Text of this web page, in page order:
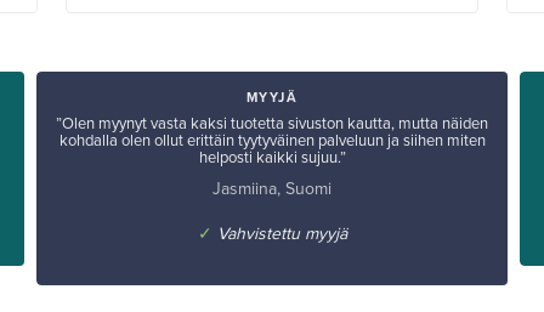
MYYJÄ
”Olen myynyt vasta kaksi tuotetta sivuston kautta, mutta näiden
kohdalla olen ollut erittäin tyytyväinen palveluun ja siihen miten
helposti kaikki sujuu.”
Jasmiina, Suomi
✓ Vahvistettu myyjä